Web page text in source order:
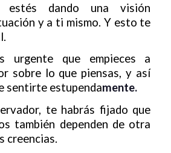
estés dando una visión
y a ti mismo. Y esto te
urgente que empieces a
sobre lo que piensas, y así
sentirte estupendamente.
te habrás fijado que
también dependen de otra
creencias.